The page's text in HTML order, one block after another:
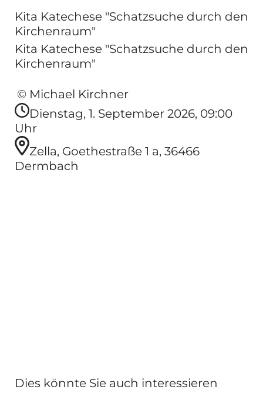
Kita Katechese "Schatzsuche durch den
Kirchenraum"
Kita Katechese "Schatzsuche durch den
Kirchenraum"
© Michael Kirchner
Dienstag, 1. September 2026, 09:00
Uhr
Zella, Goethestraße 1 a, 36466
Dermbach
Dies könnte Sie auch interessieren